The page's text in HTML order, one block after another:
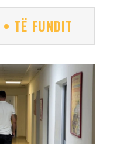
TË FUNDIT